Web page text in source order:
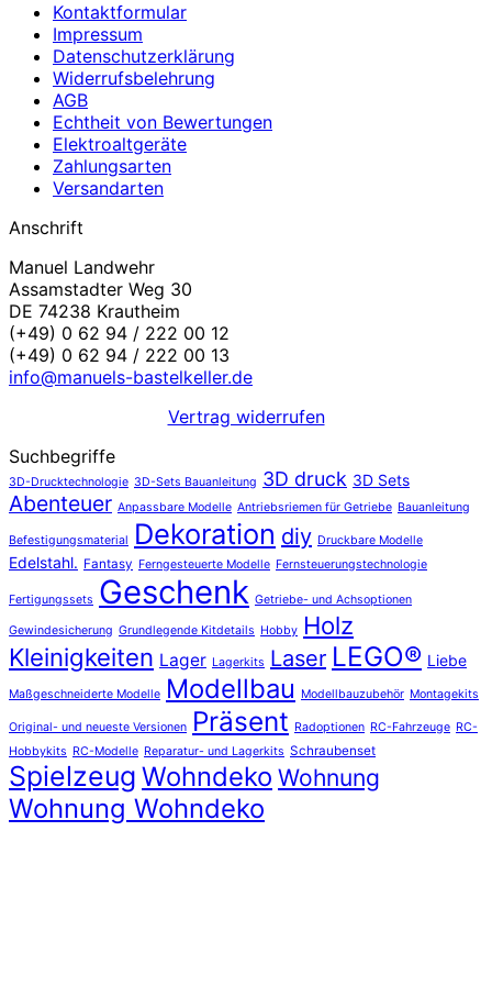
Kontaktformular
Impressum
Datenschutzerklärung
Widerrufsbelehrung
AGB
Echtheit von Bewertungen
Elektroaltgeräte
Zahlungsarten
Versandarten
Anschrift
Manuel Landwehr
Assamstadter Weg 30
DE 74238 Krautheim
(+49) 0 62 94 / 222 00 12
(+49) 0 62 94 / 222 00 13
info@manuels-bastelkeller.de
Vertrag widerrufen
Suchbegriffe
3D-Drucktechnologie 3D-Sets Bauanleitung 3D druck 3D Sets
Abenteuer Anpassbare Modelle Antriebsriemen für Getriebe Bauanleitung
Befestigungsmaterial Dekoration diy Druckbare Modelle
Edelstahl. Fantasy Ferngesteuerte Modelle Fernsteuerungstechnologie
Fertigungssets Geschenk Getriebe- und Achsoptionen
Gewindesicherung Grundlegende Kitdetails Hobby Holz
Kleinigkeiten Lager Lagerkits Laser LEGO® Liebe
Maßgeschneiderte Modelle Modellbau Modellbauzubehör Montagekits
Original- und neueste Versionen Präsent Radoptionen RC-Fahrzeuge RC-
Hobbykits RC-Modelle Reparatur- und Lagerkits Schraubenset
Spielzeug Wohndeko Wohnung
Wohnung Wohndeko